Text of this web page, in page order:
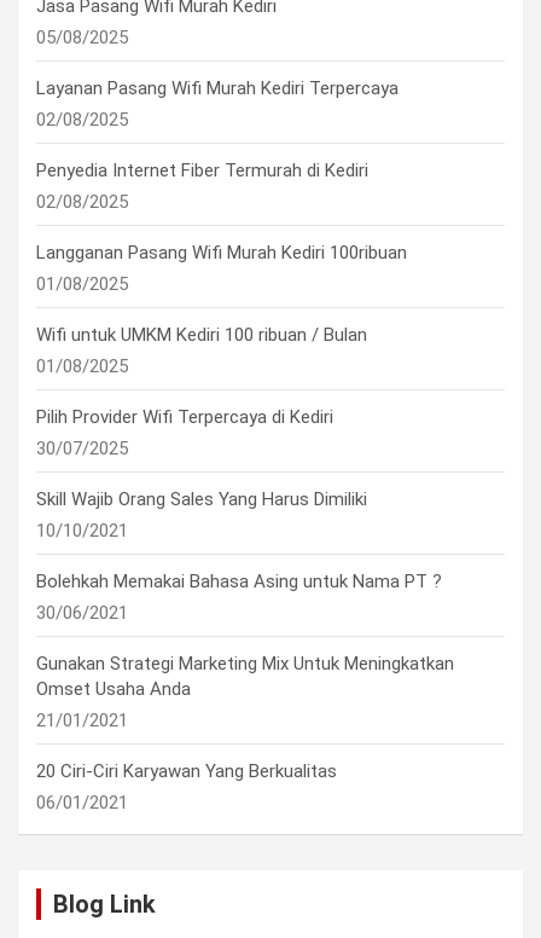
Jasa Pasang Wifi Murah Kediri
05/08/2025
Layanan Pasang Wifi Murah Kediri Terpercaya
02/08/2025
Penyedia Internet Fiber Termurah di Kediri
02/08/2025
Langganan Pasang Wifi Murah Kediri 100ribuan
01/08/2025
Wifi untuk UMKM Kediri 100 ribuan / Bulan
01/08/2025
Pilih Provider Wifi Terpercaya di Kediri
30/07/2025
Skill Wajib Orang Sales Yang Harus Dimiliki
10/10/2021
Bolehkah Memakai Bahasa Asing untuk Nama PT ?
30/06/2021
Gunakan Strategi Marketing Mix Untuk Meningkatkan
Omset Usaha Anda
21/01/2021
20 Ciri-Ciri Karyawan Yang Berkualitas
06/01/2021
Blog Link